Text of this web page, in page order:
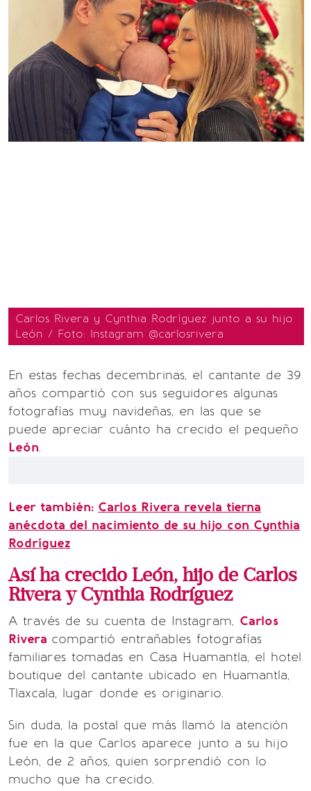
Carlos Rivera y Cynthia Rodríguez junto a su hijo
León / Foto: Instagram @carlosrivera
En estas fechas decembrinas, el cantante de 39
años compartió con sus seguidores algunas
fotografías muy navideñas, en las que se
puede apreciar cuánto ha crecido el pequeño
León.
Leer también: Carlos Rivera revela tierna
anécdota del nacimiento de su hijo con Cynthia
Rodríguez
Así ha crecido León, hijo de Carlos
Rivera y Cynthia Rodríguez
A través de su cuenta de Instagram, Carlos
Rivera compartió entrañables fotografías
familiares tomadas en Casa Huamantla, el hotel
boutique del cantante ubicado en Huamantla,
Tlaxcala, lugar donde es originario.
Sin duda, la postal que más llamó la atención
fue en la que Carlos aparece junto a su hijo
León, de 2 años, quien sorprendió con lo
mucho que ha crecido.